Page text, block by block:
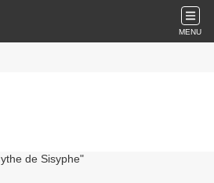
MENU